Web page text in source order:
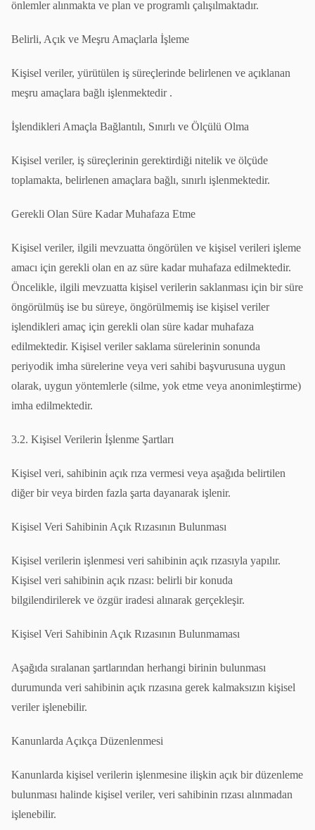
önlemler alınmakta ve plan ve programlı çalışılmaktadır.
Belirli, Açık ve Meşru Amaçlarla İşleme
Kişisel veriler, yürütülen iş süreçlerinde belirlenen ve açıklanan
meşru amaçlara bağlı işlenmektedir .
İşlendikleri Amaçla Bağlantılı, Sınırlı ve Ölçülü Olma
Kişisel veriler, iş süreçlerinin gerektirdiği nitelik ve ölçüde
toplamakta, belirlenen amaçlara bağlı, sınırlı işlenmektedir.
Gerekli Olan Süre Kadar Muhafaza Etme
Kişisel veriler, ilgili mevzuatta öngörülen ve kişisel verileri işleme
amacı için gerekli olan en az süre kadar muhafaza edilmektedir.
Öncelikle, ilgili mevzuatta kişisel verilerin saklanması için bir süre
öngörülmüş ise bu süreye, öngörülmemiş ise kişisel veriler
işlendikleri amaç için gerekli olan süre kadar muhafaza
edilmektedir. Kişisel veriler saklama sürelerinin sonunda
periyodik imha sürelerine veya veri sahibi başvurusuna uygun
olarak, uygun yöntemlerle (silme, yok etme veya anonimleştirme)
imha edilmektedir.
3.2. Kişisel Verilerin İşlenme Şartları
Kişisel veri, sahibinin açık rıza vermesi veya aşağıda belirtilen
diğer bir veya birden fazla şarta dayanarak işlenir.
Kişisel Veri Sahibinin Açık Rızasının Bulunması
Kişisel verilerin işlenmesi veri sahibinin açık rızasıyla yapılır.
Kişisel veri sahibinin açık rızası: belirli bir konuda
bilgilendirilerek ve özgür iradesi alınarak gerçekleşir.
Kişisel Veri Sahibinin Açık Rızasının Bulunmaması
Aşağıda sıralanan şartlarından herhangi birinin bulunması
durumunda veri sahibinin açık rızasına gerek kalmaksızın kişisel
veriler işlenebilir.
Kanunlarda Açıkça Düzenlenmesi
Kanunlarda kişisel verilerin işlenmesine ilişkin açık bir düzenleme
bulunması halinde kişisel veriler, veri sahibinin rızası alınmadan
işlenebilir.